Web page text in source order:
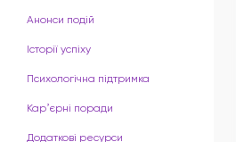
Анонси подій
Історії успіху
Психологічна підтримка
Карʼєрні поради
Додаткові ресурси